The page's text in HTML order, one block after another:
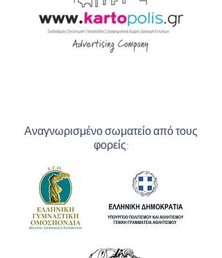
Αναγνωρισμένο σωματείο από τους
φορείς: